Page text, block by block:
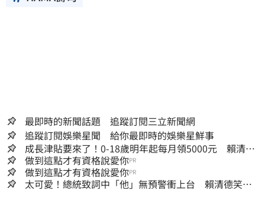
最即時的新聞話題 追蹤訂閱三立新聞網
追蹤訂閱娛樂星聞 給你最即時的娛樂星鮮事
成長津貼要來了！0-18歲明年起每月領5000元 賴清
德：此時不生更待何時
做到這點才有資格說愛你PR
做到這點才有資格說愛你PR
太可愛！總統致詞中「他」無預警衝上台 賴清德笑